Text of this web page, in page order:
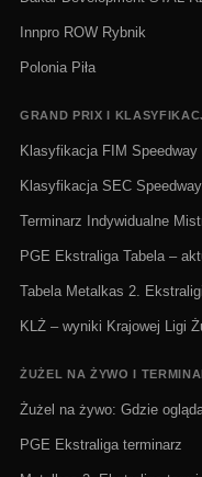
Innpro ROW Rybnik
Polonia Piła
GRAND PRIX I
Klasyfikacja FIM Speedway
Klasyfikacja SEC
Terminarz Indywidualne
PGE Ekstraliga Tabela –
Tabela Metalkas 2. Ekstraligi
KLŻ – wyniki Krajowej Ligi
ŻUŻEL NA ŻYWO I
Żużel na żywo: Gdzie
PGE Ekstraliga terminarz